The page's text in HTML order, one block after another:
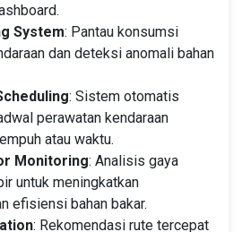
System: Pantau konsumsi
dan deteksi anomali bahan
: Sistem otomatis
perawatan kendaraan
atau waktu.
Monitoring: Analisis gaya
untuk meningkatkan
efisiensi bahan bakar.
: Rekomendasi rute tercepat